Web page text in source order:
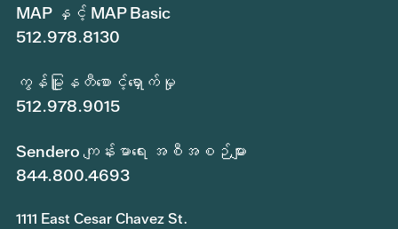
MAP နှင့် MAP Basic
512.978.8130
ကွန်မြူနတီစောင့်ရှောက်မှု
512.978.9015
Sendero ကျန်းမာရေး အစီအစဉ်များ
844.800.4693
1111 East Cesar Chavez St.